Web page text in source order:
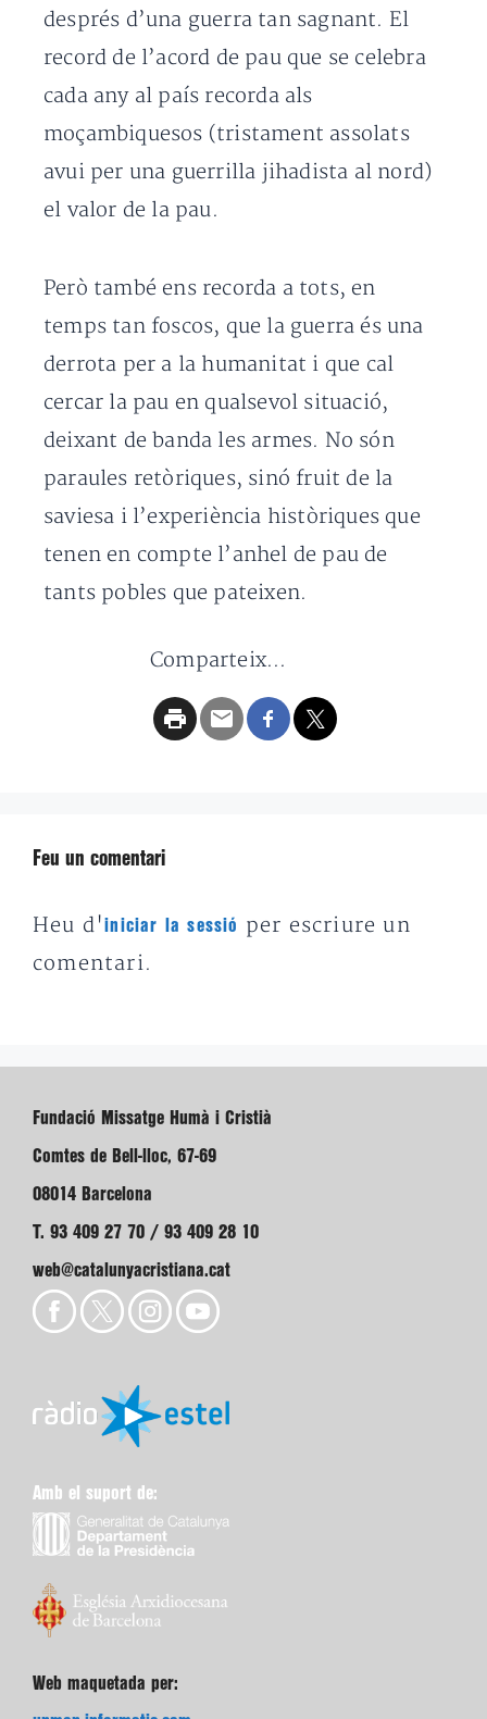
després d’una guerra tan sagnant. El
record de l’acord de pau que se celebra
cada any al país recorda als
moçambiquesos (tristament assolats
avui per una guerrilla jihadista al nord)
el valor de la pau.
Però també ens recorda a tots, en
temps tan foscos, que la guerra és una
derrota per a la humanitat i que cal
cercar la pau en qualsevol situació,
deixant de banda les armes. No són
paraules retòriques, sinó fruit de la
saviesa i l’experiència històriques que
tenen en compte l’anhel de pau de
tants pobles que pateixen.
Comparteix...
Feu un comentari
Heu d'iniciar la sessió
per escriure un
comentari.
Fundació Missatge Humà i Cristià
Comtes de Bell-lloc, 67-69
08014 Barcelona
T. 93 409 27 70 / 93 409 28 10
web@catalunyacristiana.cat
Amb el suport de:
Web maquetada per: